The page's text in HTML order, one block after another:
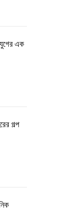
যুগের এক
গল্প